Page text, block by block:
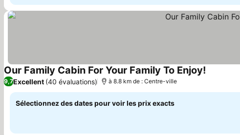
Our Family Cabin For Your Family To Enjoy!
9,7Excellent (40 évaluations) à 8.8 km de : Centre-ville
Sélectionnez des dates pour voir les prix exacts